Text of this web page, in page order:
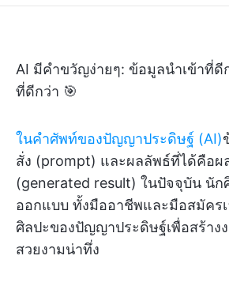
AI มีคำขวัญง่ายๆ: ข้อมูลนำเข้าที่ดี
ที่ดีกว่า 🎯
ในคำศัพท์ของปัญญาประดิษฐ์ (AI)
สั่ง (prompt) และผลลัพธ์ที่ได้คือผ
(generated result) ในปัจจุบัน นัก
ออกแบบ ทั้งมืออาชีพและมือสมัคร
ศิลปะของปัญญาประดิษฐ์เพื่อสร้าง
สวยงามน่าทึ่ง